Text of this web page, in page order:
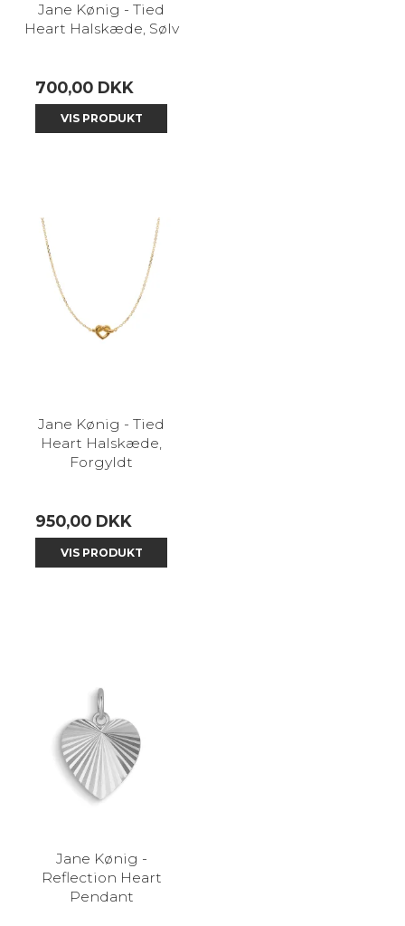
Jane Kønig - Tied
Heart Halskæde, Sølv
700,00 DKK
VIS PRODUKT
Jane Kønig - Tied
Heart Halskæde,
Forgyldt
950,00 DKK
VIS PRODUKT
Jane Kønig -
Reflection Heart
Pendant